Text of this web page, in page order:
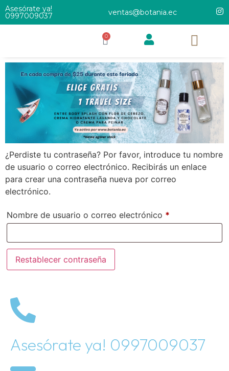
Asesórate ya!
0997009037 ventas@botania.ec
0
¿Perdiste tu contraseña? Por favor, introduce tu nombre
de usuario o correo electrónico. Recibirás un enlace
para crear una contraseña nueva por correo
electrónico.
Nombre de usuario o correo electrónico *
Restablecer contraseña
Asesórate ya! 0997009037